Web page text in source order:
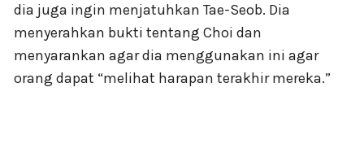
dia juga ingin menjatuhkan Tae-Seob. Dia
menyerahkan bukti tentang Choi dan
menyarankan agar dia menggunakan ini agar
orang dapat “melihat harapan terakhir mereka.”